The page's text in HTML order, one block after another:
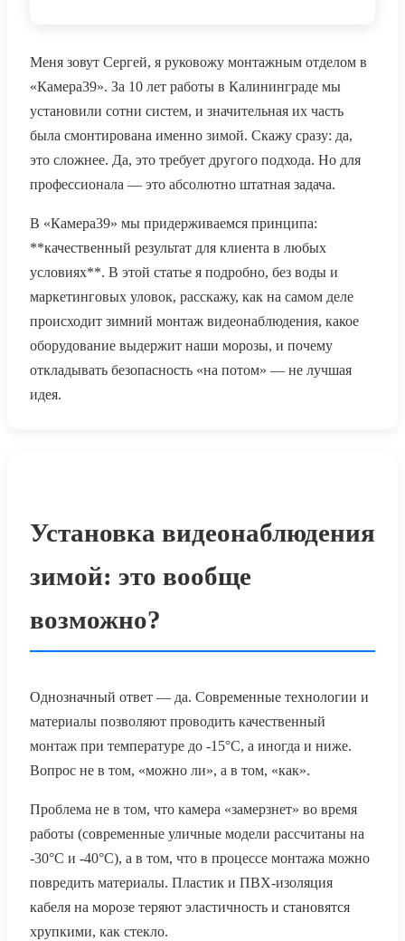
Меня зовут Сергей, я руковожу монтажным отделом в
«Камера39». За 10 лет работы в Калининграде мы
установили сотни систем, и значительная их часть
была смонтирована именно зимой. Скажу сразу: да,
это сложнее. Да, это требует другого подхода. Но для
профессионала — это абсолютно штатная задача.
В «Камера39» мы придерживаемся принципа:
**качественный результат для клиента в любых
условиях**. В этой статье я подробно, без воды и
маркетинговых уловок, расскажу, как на самом деле
происходит зимний монтаж видеонаблюдения, какое
оборудование выдержит наши морозы, и почему
откладывать безопасность «на потом» — не лучшая
идея.
Установка видеонаблюдения
зимой: это вообще
возможно?
Однозначный ответ — да. Современные технологии и
материалы позволяют проводить качественный
монтаж при температуре до -15°C, а иногда и ниже.
Вопрос не в том, «можно ли», а в том, «как».
Проблема не в том, что камера «замерзнет» во время
работы (современные уличные модели рассчитаны на
-30°C и -40°C), а в том, что в процессе монтажа можно
повредить материалы. Пластик и ПВХ-изоляция
кабеля на морозе теряют эластичность и становятся
хрупкими, как стекло.